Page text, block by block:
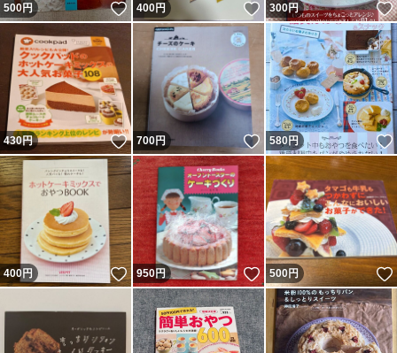
500円 いいね！
400円 いいね！
300円
430円 いいね！
700円 いいね！
580円
400円 いいね！
950円 いいね！
500円